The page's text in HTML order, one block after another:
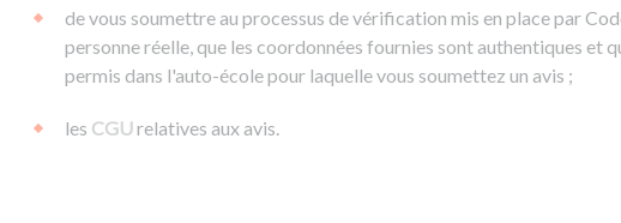
de vous soumettre au processus de vérification mis en place par
personne réelle, que les coordonnées fournies sont authentiques et
permis dans l'auto-école pour laquelle vous soumettez un avis ;
les CGUrelatives aux avis.